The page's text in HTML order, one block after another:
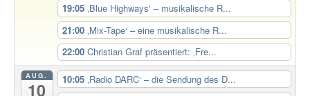
19:05 ‚Blue Highways‘ – musikalische R...
21:00 ‚Mix-Tape‘ – eine musikalische R...
22:00 Christian Graf präsentiert: ‚Fre...
AUG.
10
10:05 ‚Radio DARC‘ – die Sendung des D...